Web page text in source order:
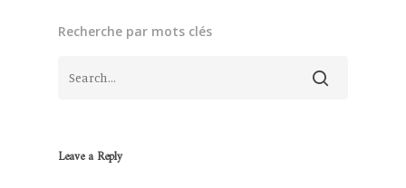
Recherche par mots clés
Leave a Reply